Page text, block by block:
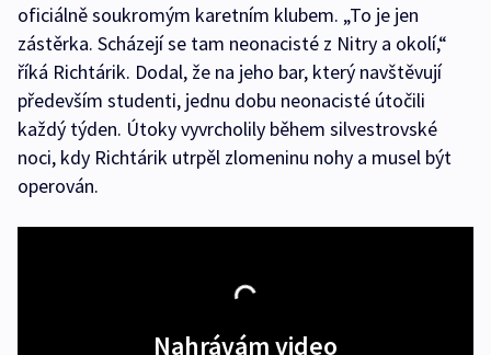
oficiálně soukromým karetním klubem. „To je jen
zástěrka. Scházejí se tam neonacisté z Nitry a okolí,“
říká Richtárik. Dodal, že na jeho bar, který navštěvují
především studenti, jednu dobu neonacisté útočili
každý týden. Útoky vyvrcholily během silvestrovské
noci, kdy Richtárik utrpěl zlomeninu nohy a musel být
operován.
Nahrávám video